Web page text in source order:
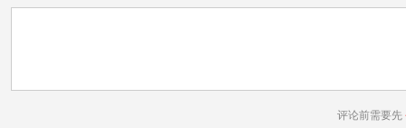
评论前需要先